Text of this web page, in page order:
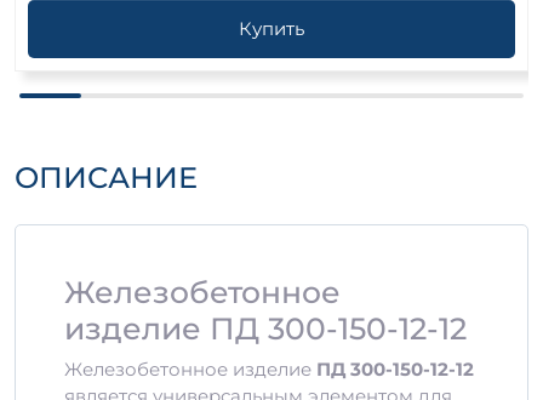
Купить
ОПИСАНИЕ
Железобетонное
изделие ПД 300-150-12-12
Железобетонное изделие ПД 300-150-12-12